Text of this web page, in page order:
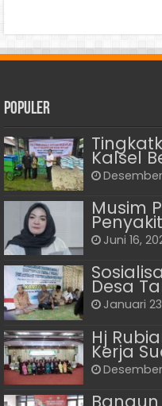
Populer
Kalsel
Musim
Juni 16,
Desa
Januari
Hj
Kerja